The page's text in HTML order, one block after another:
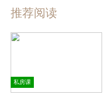
推荐阅读
私房课